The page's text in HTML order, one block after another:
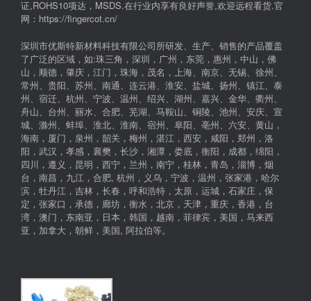
证,ROHS10项达，MSDS.在行业内享有良好声誉,欢迎远程看货.官
网：https://fingercot.cn/
深圳市优斯特新材料科技有限公司所研发、生产、销售的产品覆盖
了广泛的区域，如:珠三角，深圳，广州，东莞，惠州，中山，佛
山，顺德，肇庆，江门，珠海，茂名，上海、南京、无锡、徐州、
常州、贵阳、苏州、南通、连云港、淮安、盐城、扬州、镇江、泰
州、宿迁、杭州、宁波、温州、绍兴、湖州、嘉兴、金华、衢州、
舟山、台州、丽水、合肥、芜湖、马鞍山、铜陵、池州、安庆、宣
城、滁州、蚌埠、淮北、淮南、宿州、阜阳、亳州、六安、黄山，
海南，厦门，泉州，韶关，梅州，湛江，西安，咸阳，郑州，洛
阳，武汉，孝感，襄樊，长沙，湘潭，娄底，衡阳，成都，绵阳，
四川，遵义，昆明，西宁，兰州，南宁，桂林，青岛，淄博，烟
台，南昌，九江，合肥, 杭州，义乌，宁波，温州，张家港，哈尔
滨，牡丹江，吉林，长春，呼和浩特，太原，运城，石家庄，保
定，张家口，承德，廊坊，衡水，北京，天津，重庆，香港，台
湾，澳门，东南亚，日本，韩国，越南，菲律宾，美国，马来西
亚，加拿大，朝鲜，美国, 阿拉伯等。